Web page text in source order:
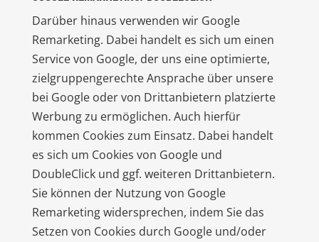
Darüber hinaus verwenden wir Google
Remarketing. Dabei handelt es sich um einen
Service von Google, der uns eine optimierte,
zielgruppengerechte Ansprache über unsere
bei Google oder von Drittanbietern platzierte
Werbung zu ermöglichen. Auch hierfür
kommen Cookies zum Einsatz. Dabei handelt
es sich um Cookies von Google und
DoubleClick und ggf. weiteren Drittanbietern.
Sie können der Nutzung von Google
Remarketing widersprechen, indem Sie das
Setzen von Cookies durch Google und/oder